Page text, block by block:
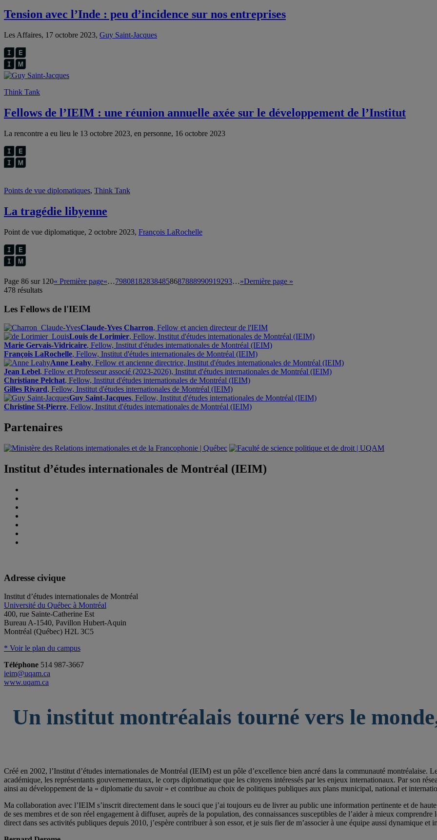
Tension avec l’Inde : peu d’incidence sur nos entreprises
Les Affaires, 17 octobre 2023, Guy Saint-Jacques
Think Tank
Fellows de l’IEIM : une réunion annuelle axée sur le développement de l’Institut
La rencontre a eu lieu le 13 octobre 2023, en personne, 16 octobre 2023
Points de vue diplomatiques, Think Tank
La tragédie libyenne
Point de vue diplomatique, 2 octobre 2023, François LaRochelle
Page 86 sur 120« Première page«…798081828384858687888990919293…»Dernière page »
478 résultats
Les Fellows de l'IEIM
Claude-Yves Charron, Fellow et ancien directeur de l'IEIM
Louis de Lorimier, Fellow, Institut d'études internationales de Montréal (IEIM)
Marie Gervais-Vidricaire, Fellow, Institut d'études internationales de Montréal (IEIM)
François LaRochelle, Fellow, Institut d'études internationales de Montréal (IEIM)
Anne Leahy, Fellow et ancienne directrice, Institut d'études internationales de Montréal (IEIM)
Jean Lebel, Fellow et Professeur associé (2023-2026), Institut d'études internationales de Montréal (IEIM)
Christiane Pelchat, Fellow, Institut d'études internationales de Montréal (IEIM)
Gilles Rivard, Fellow, Institut d'études internationales de Montréal (IEIM)
Guy Saint-Jacques, Fellow, Institut d'études internationales de Montréal (IEIM)
Christine St-Pierre, Fellow, Institut d'études internationales de Montréal (IEIM)
Partenaires
Institut d’études internationales de Montréal (IEIM)
Adresse civique
Institut d’études internationales de Montréal
Université du Québec à Montréal
400, rue Sainte-Catherine Est
Bureau A-1540, Pavillon Hubert-Aquin
Montréal (Québec) H2L 3C5
* Voir le plan du campus
Téléphone 514 987-3667
ieim@uqam.ca
www.uqam.ca
Un institut montréalais tourné vers le
Créé en 2002, l’Institut d’études internationales de Montréal (IEIM) est un pôle d’excellence bien ancré dans la communauté montréalaise.
académique, les représentants gouvernementaux, le corps diplomatique que les citoyens intéressés par les enjeux internationaux. Par son
ainsi au développement de la « diplomatie du savoir » et contribue au choix de politiques publiques aux plans municipal, national et
Ma collaboration avec l’IEIM s’inscrit directement dans le souci que j’ai toujours eu de livrer au public une information pertinente et de
de ses membres et de son réel engagement à diffuser, auprès de la population, des connaissances susceptibles de l’aider à mieux
direct dans ses activités publiques depuis 2010, j’espère contribuer à son essor, et je suis fier de m’associer à une équipe aussi dynamique et